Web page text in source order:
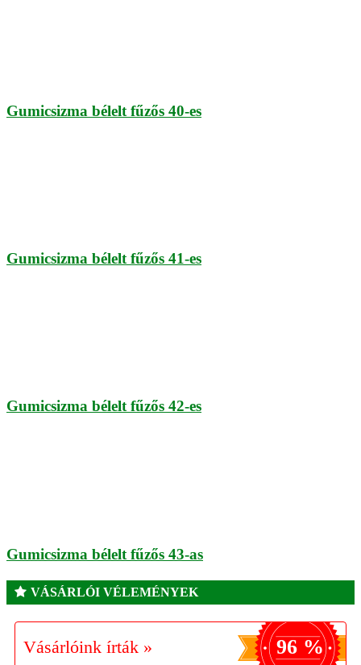
Gumicsizma bélelt fűzős 40-es
Gumicsizma bélelt fűzős 41-es
Gumicsizma bélelt fűzős 42-es
Gumicsizma bélelt fűzős 43-as
VÁSÁRLÓI VÉLEMÉNYEK
Vásárlóink írták » 96 %